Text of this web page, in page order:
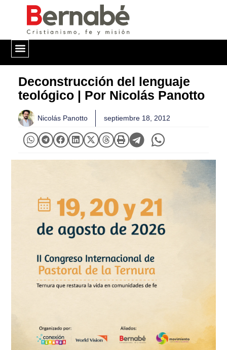
Deconstrucción del lenguaje
teológico | Por Nicolás Panotto
Nicolás Panotto septiembre 18, 2012